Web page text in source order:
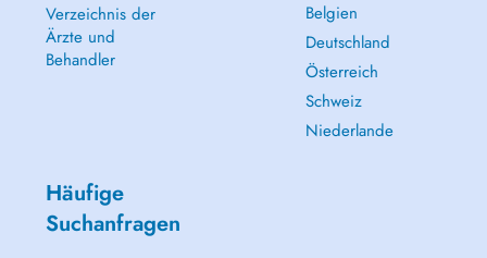
Verzeichnis der
Ärzte und
Behandler
Belgien
Deutschland
Österreich
Schweiz
Niederlande
Häufige
Suchanfragen